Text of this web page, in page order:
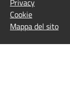
Privacy
Cookie
Mappa del sito